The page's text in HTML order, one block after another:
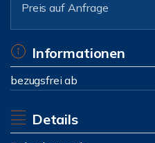
Preis auf Anfrage
Informationen
bezugsfrei ab
Details